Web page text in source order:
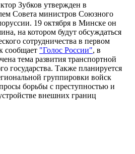
Зубков утвержден в
Совета министров Союзного
19 октября в Минске он
на котором будут обсуждаться
сотрудничества в первом
сообщает "Голос России", в
тема развития транспортной
государства. Также планируется
группировки войск
борьбы с преступностью и
внешних границ